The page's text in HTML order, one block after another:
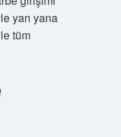
yan yana
tüm